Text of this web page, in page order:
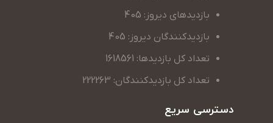
بازدیدهای دیروز: 405
بازدیدکنندگان دیروز: 405
تعداد کل بازدیدها: 1618561
تعداد کل بازدیدکنندگان: 222263
دسترسی سریع